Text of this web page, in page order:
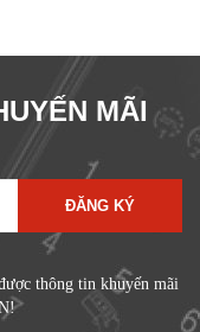
MÃI
ĐĂNG KÝ
thông tin khuyến mãi